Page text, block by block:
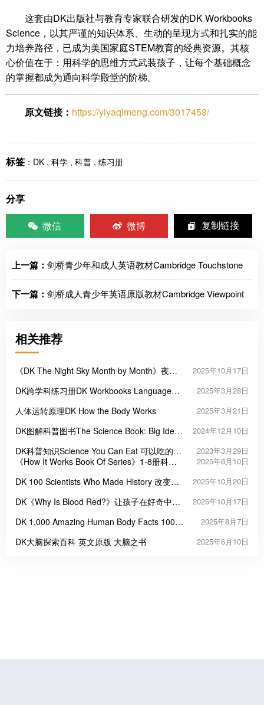
这套由DK出版社与教育专家联合研发的DK Workbooks
Science，以其严谨的知识体系、生动的呈现方式和扎实的能
力培养路径，已成为美国家庭STEM教育的经典资源。其核
心价值在于：用科学的思维方式武装孩子，让每个基础概念
的掌握都成为通向科学殿堂的阶梯。
原文链接： https://yiyaqimeng.com/3017458/
标签 ： DK , 科学 , 科普 , 练习册
分享
微信
微博 复制链接
上一篇： 剑桥青少年和成人英语教材Cambridge Touchstone
下一篇： 剑桥成人青少年英语原版教材Cambridge Viewpoint
相关推荐
《DK The Night Sky Month by Month》夜空
2025年10月17日
DK跨学科练习册DK Workbooks Language
2025年3月28日
人体运转原理DK How the Body Works 2025年3月21日
DK图解科普图书The Science Book: Big Ideas
2024年12月10日
DK科普知识Science You Can Eat 可以吃的科
学英文绘本
2023年3月29日
《How It Works Book Of Series》1-8册科普
2025年6月10日
DK 100 Scientists Who Made History 改变世
2025年10月20日
DK《Why Is Blood Red?》让孩子在好奇中爱
2025年10月17日
DK 1,000 Amazing Human Body Facts 1000
2025年8月7日
DK大脑探索百科 英文原版 大脑之书 2025年6月10日